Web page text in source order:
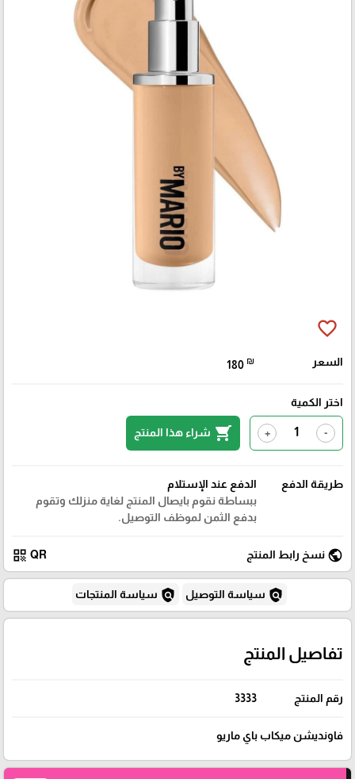
favorite_border
السعر 180 ₪
اختر الكمية
-
+
shopping_cart شراء هذا المنتج
طريقة الدفع
الدفع عند الإستلام
ببساطة نقوم بايصال المنتج لغاية منزلك وتقوم
بدفع الثمن لموظف التوصيل.
public نسخ رابط المنتج QR
qr_code
policy سياسة التوصيل policy سياسة المنتجات
تفاصيل المنتج
رقم المنتج 3333
فاونديشن ميكاب باي ماريو